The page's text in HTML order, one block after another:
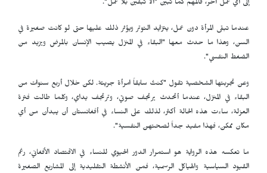
إلى أي عمل آخر، فالمهم كما تبين "ألا تبقين بلا عمل".
عندما تبقى المرأة دون عمل، يتزايد التوتر ويؤثر ذلك عليها حتى لو كانت صغيرة في
السن، وهذا ما حدث معها "البقاء في المنزل يصيب الإنسان بالمرض ويزيد من
الضغط النفسي".
وعن تجربتها الشخصية تقول "كنتُ سابقاً امرأة جريئة. لكن خلال أربع سنوات من
البقاء في المنزل، عندما أتحدث يرتجف صوتي، وترتجف يداي، وكلما طالت فترة
العزلة، ساءت هذه الحالة أكثر، لذلك على النساء في أفغانستان أن يبدأن من أي
مكان ممكن، فهذا مفيد جداً لصحتهن النفسية".
ما تعكسه هذه الرواية هو استمرار الدور الحيوي للنساء في الاقتصاد الأفغاني، رغم
القيود السياسية والهياكل الرسمية، فمن الأنشطة التقليدية إلى المشاريع الصغيرة